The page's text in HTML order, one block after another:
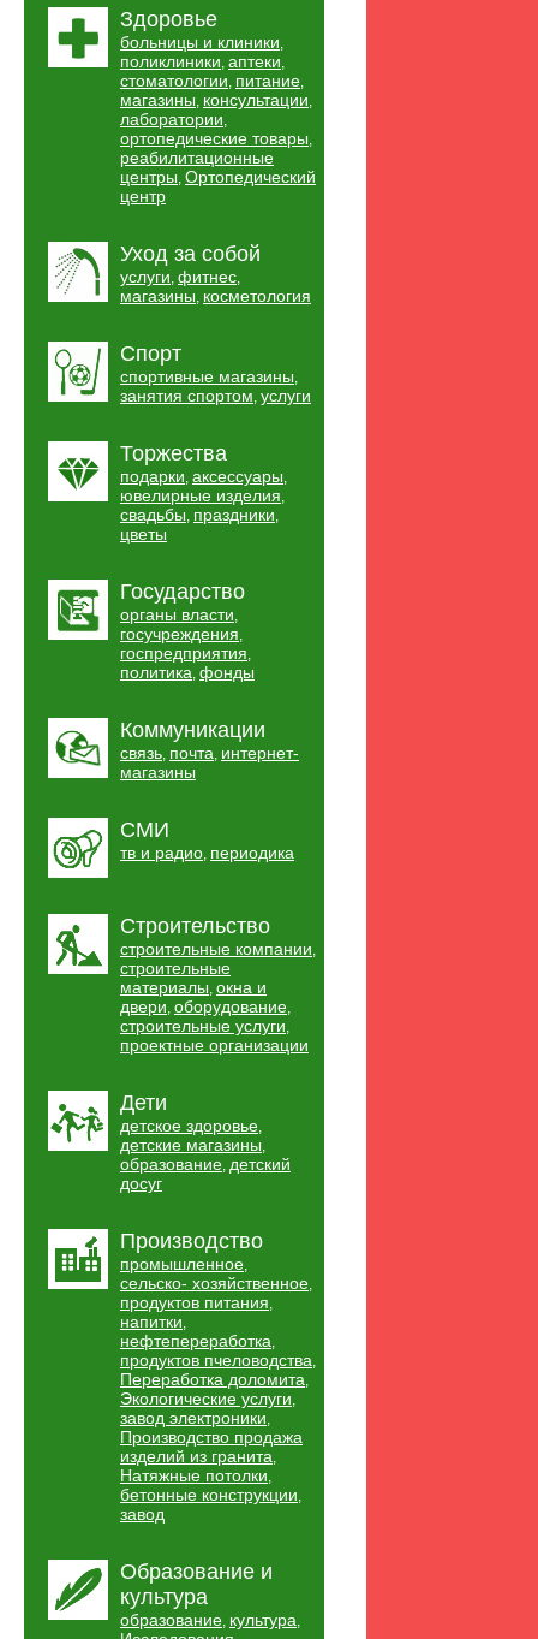
Здоровье
больницы и клиники,
поликлиники, аптеки,
стоматологии, питание,
магазины, консультации,
лаборатории,
ортопедические товары,
реабилитационные
центры, Ортопедический
центр
Уход за собой
услуги, фитнес,
магазины, косметология
Спорт
спортивные магазины,
занятия спортом, услуги
Торжества
подарки, аксессуары,
ювелирные изделия,
свадьбы, праздники,
цветы
Государство
органы власти,
госучреждения,
госпредприятия,
политика, фонды
Коммуникации
связь, почта, интернет-
магазины
СМИ
тв и радио, периодика
Строительство
строительные компании,
строительные
материалы, окна и
двери, оборудование,
строительные услуги,
проектные организации
Дети
детское здоровье,
детские магазины,
образование, детский
досуг
Производство
промышленное,
сельско- хозяйственное,
продуктов питания,
напитки,
нефтепереработка,
продуктов пчеловодства,
Переработка доломита,
Экологические услуги,
завод электроники,
Производство продажа
изделий из гранита,
Натяжные потолки,
бетонные конструкции,
завод
Образование и
культура
образование, культура,